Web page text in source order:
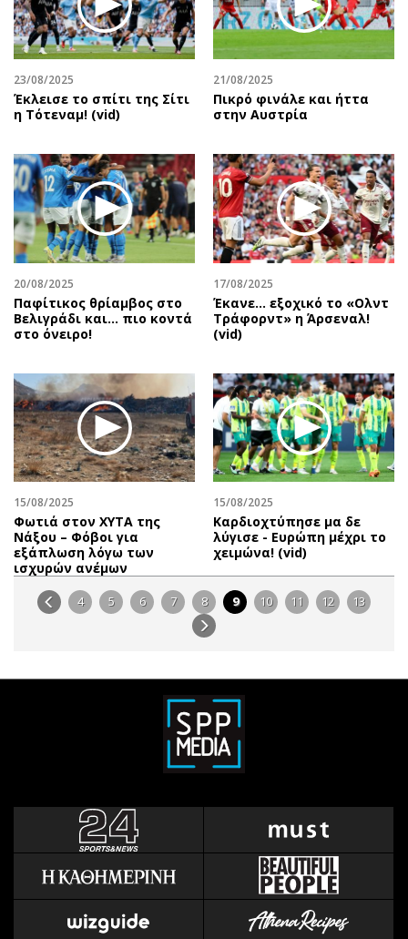
23/08/2025
Έκλεισε το σπίτι της Σίτι
η Τότεναμ! (vid)
21/08/2025
Πικρό φινάλε και ήττα
στην Αυστρία
20/08/2025
Παφίτικος θρίαμβος στο
Βελιγράδι και... πιο κοντά
στο όνειρο!
17/08/2025
Έκανε… εξοχικό το «Ολντ
Τράφορντ» η Άρσεναλ!
(vid)
15/08/2025
Φωτιά στον ΧΥΤΑ της
Νάξου – Φόβοι για
εξάπλωση λόγω των
ισχυρών ανέμων
15/08/2025
Καρδιοχτύπησε μα δε
λύγισε - Ευρώπη μέχρι το
χειμώνα! (vid)
4 5 6 7 8 9 10 11 12 13